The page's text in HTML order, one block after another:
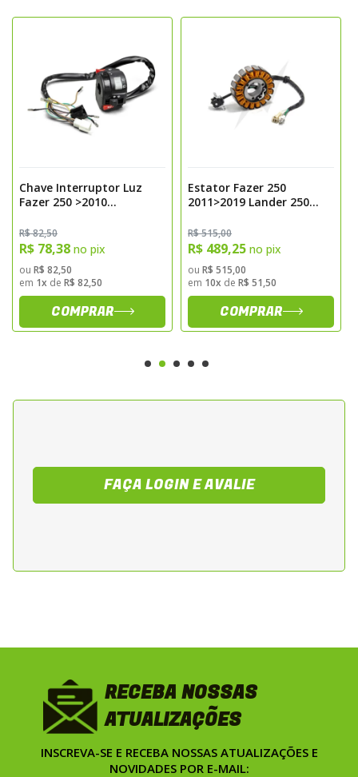
condutividade.
vibrações e umidade.
- Compatível com sistemas de ignição
convencionais.
- Substituição direta do estator original,
sem necessidade de adaptações.
- Yamaha Fazer 250 a partir de 2010.
- Yamaha Lander 250 a partir de 2010.
- Ideal para reposição do estator original
com desgaste ou falhas elétricas.
Benefícios
- Garantia de energia elétrica estável para
- Mantém o desempenho confiável do
Recomendado para motociclistas que
assegurando funcionamento eficiente da
Chave Interruptor Luz
Fazer 250 >2010
R$ 82,50
R$ 78,38 no pix
ou R$ 82,50
em 1x de R$ 82,50
COMPRAR
Estator Fazer 250
2011>2019 Lander 250
2011>2019 Magnetron
R$ 515,00
R$ 489,25 no pix
ou R$ 515,00
em 10x de R$ 51,50
COMPRAR
FAÇA LOGIN E AVALIE
RECEBA NOSSAS
ATUALIZAÇÕES
INSCREVA-SE E RECEBA NOSSAS ATUALIZAÇÕES E
NOVIDADES POR E-MAIL: